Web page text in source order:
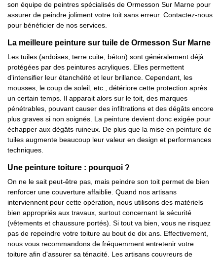
son équipe de peintres spécialisés de Ormesson Sur Marne pour
assurer de peindre joliment votre toit sans erreur. Contactez-nous
pour bénéficier de nos services.
La meilleure peinture sur tuile de Ormesson Sur Marne
Les tuiles (ardoises, terre cuite, béton) sont généralement déjà
protégées par des peintures acryliques. Elles permettent
d'intensifier leur étanchéité et leur brillance. Cependant, les
mousses, le coup de soleil, etc., détériore cette protection après
un certain temps. Il apparait alors sur le toit, des marques
pénétrables, pouvant causer des infiltrations et des dégâts encore
plus graves si non soignés. La peinture devient donc exigée pour
échapper aux dégâts ruineux. De plus que la mise en peinture de
tuiles augmente beaucoup leur valeur en design et performances
techniques.
Une peinture toiture : pourquoi ?
On ne le sait peut-être pas, mais peindre son toit permet de bien
renforcer une couverture affaiblie. Quand nos artisans
interviennent pour cette opération, nous utilisons des matériels
bien appropriés aux travaux, surtout concernant la sécurité
(vêtements et chaussure portés). Si tout va bien, vous ne risquez
pas de repeindre votre toiture au bout de dix ans. Effectivement,
nous vous recommandons de fréquemment entretenir votre
toiture afin d'assurer sa ténacité. Les artisans couvreurs de